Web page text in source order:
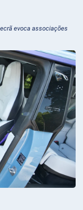
evoca associações